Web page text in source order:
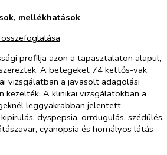
mellékhatások
profilja azon a tapasztalaton alapul,
A betegeket 74 kettős-vak,
vizsgálatban a javasolt adagolási
A klinikai vizsgálatokban a
leggyakrabban jelentett
dyspepsia, orrdugulás, szédülés,
cyanopsia és homályos látás